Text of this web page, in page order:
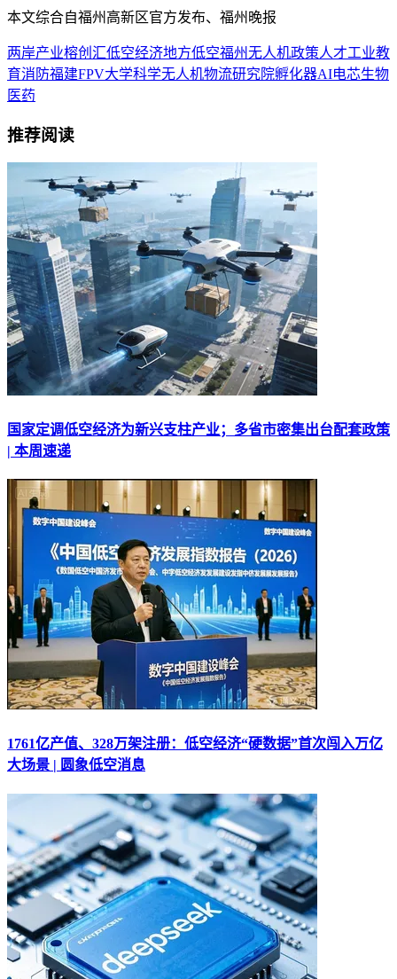
本文综合自福州高新区官方发布、福州晚报
两岸产业榕创汇低空经济地方低空福州无人机政策人才工业教
育消防福建FPV大学科学无人机物流研究院孵化器AI电芯生物
医药
推荐阅读
国家定调低空经济为新兴支柱产业；多省市密集出台配套政策
| 本周速递
1761亿产值、328万架注册：低空经济“硬数据”首次闯入万亿
大场景 | 圆象低空消息